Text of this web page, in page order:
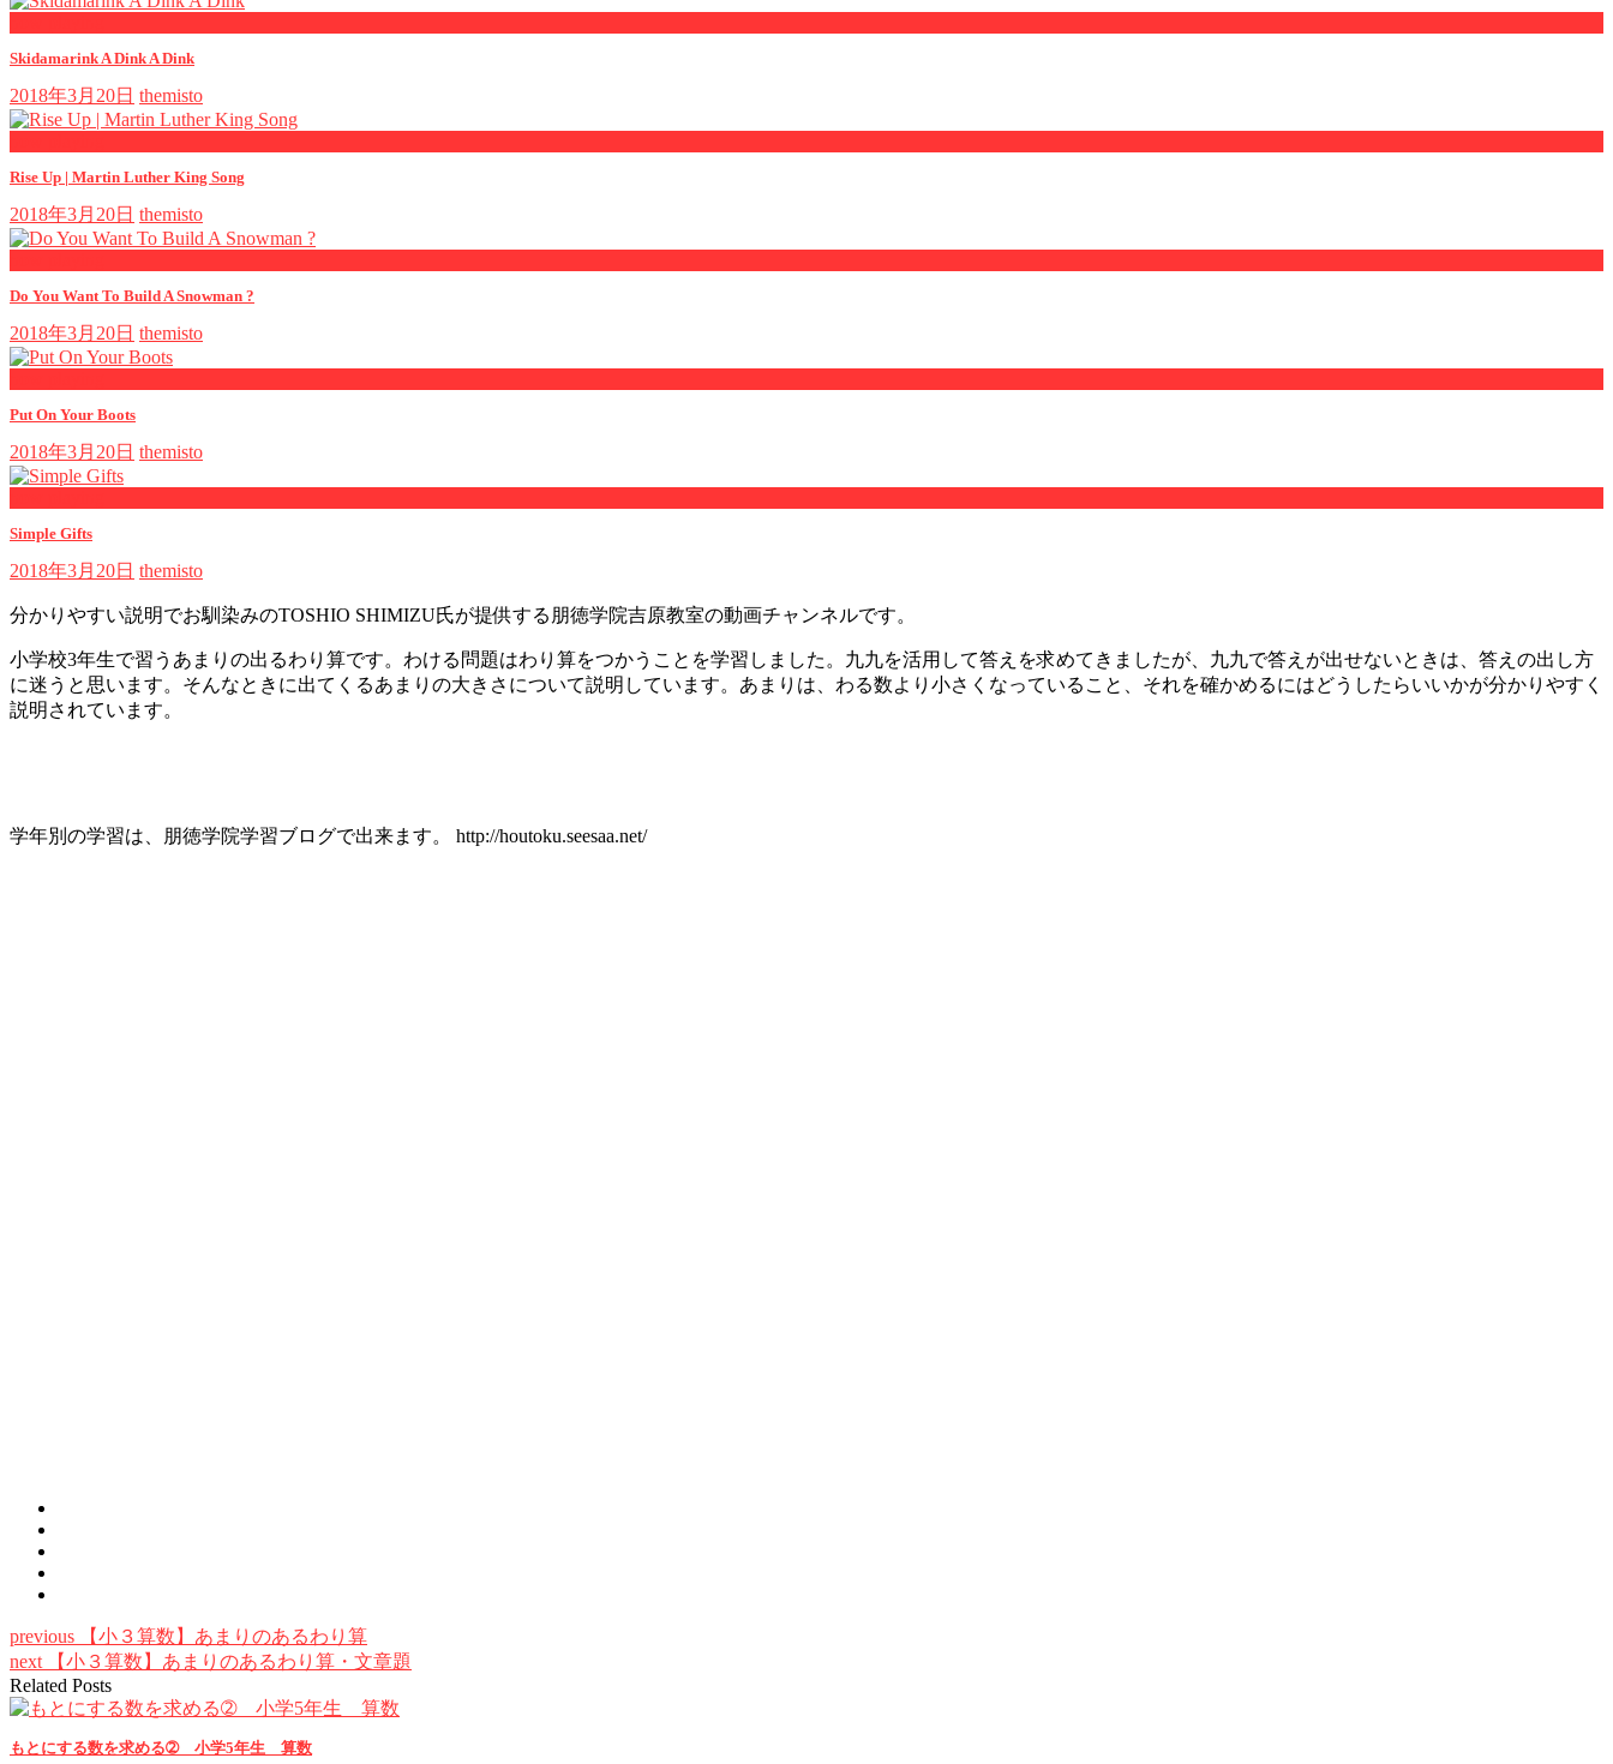
Skidamarink A Dink A Dink
2018年3月20日 themisto
Rise Up | Martin Luther King Song
2018年3月20日 themisto
Do You Want To Build A Snowman ?
2018年3月20日 themisto
Put On Your Boots
2018年3月20日 themisto
Simple Gifts
2018年3月20日 themisto
分かりやすい説明でお馴染みのTOSHIO SHIMIZU氏が提供する朋徳学院吉原教室の動画チャンネルです。
小学校3年生で習うあまりの出るわり算です。わける問題はわり算をつかうことを学習しました。九九を活用して答えを求めてきましたが、九九で答えが出せないときは、答えの出し方
に迷うと思います。そんなときに出てくるあまりの大きさについて説明しています。あまりは、わる数より小さくなっていること、それを確かめるにはどうしたらいいかが分かりやすく
説明されています。
学年別の学習は、朋徳学院学習ブログで出来ます。 http://houtoku.seesaa.net/
previous 【小３算数】あまりのあるわり算
next 【小３算数】あまりのあるわり算・文章題
Related Posts
もとにする数を求める➁ 小学5年生 算数